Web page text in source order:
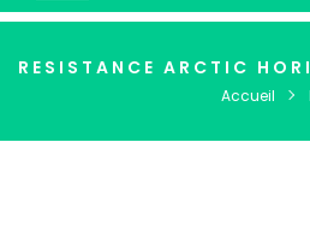
la
RESISTANCE ARCTIC
Accueil